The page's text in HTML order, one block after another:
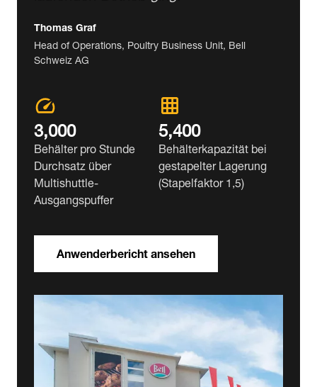
Thomas Graf
Head of Operations, Poultry Business Unit, Bell
Schweiz AG
3,000
Behälter pro Stunde
Durchsatz über
Multishuttle-
Ausgangspuffer
5,400
Behälterkapazität bei
gestapelter Lagerung
(Stapelfaktor 1,5)
Anwenderbericht ansehen